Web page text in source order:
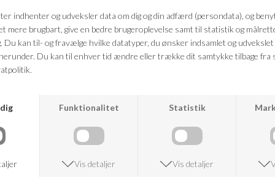
Kvalitet: 90% Polyamid, 10% Elastan
FRAGTFRI LEVERING
VED KØB OVER 500,-
+46 86 60 21 22